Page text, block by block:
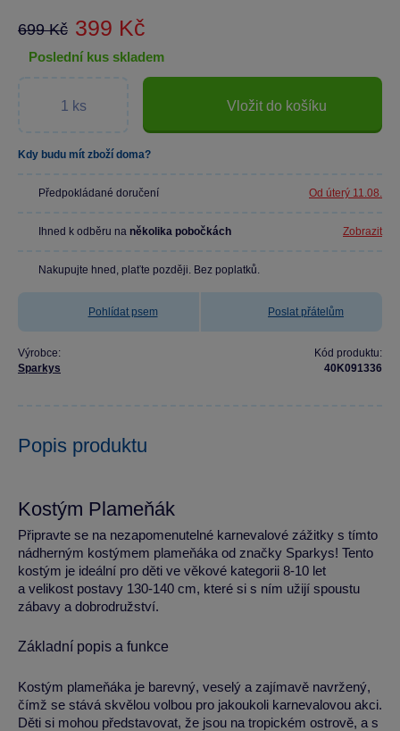
699 Kč 399 Kč
poslední kus skladem
Vložit do košíku
Kdy budu mít zboží doma?
Předpokládané doručení Od úterý 11.08.
Ihned k odběru na několika pobočkách Zobrazit
Nakupujte hned, plaťte později. Bez poplatků.
Pohlídat psem Poslat přátelům
Výrobce:
Sparkys
Kód produktu:
40K091336
Popis produktu
Kostým Plameňák
Připravte se na nezapomenutelné karnevalové zážitky s tímto
nádherným kostýmem plameňáka od značky Sparkys! Tento
kostým je ideální pro děti ve věkové kategorii 8-10 let
a velikost postavy 130-140 cm, které si s ním užijí spoustu
zábavy a dobrodružství.
Základní popis a funkce
Kostým plameňáka je barevný, veselý a zajímavě navržený,
čímž se stává skvělou volbou pro jakoukoli karnevalovou akci.
Děti si mohou představovat, že jsou na tropickém ostrově, a s